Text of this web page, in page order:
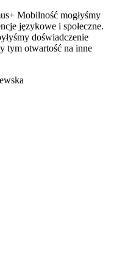
Mobilność mogłyśmy
językowe i społeczne.
doświadczenie
tym otwartość na inne